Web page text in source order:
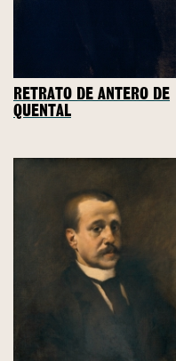
RETRATO DE ANTERO DE
QUENTAL